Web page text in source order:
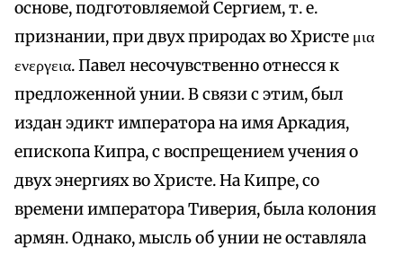
основе, подготовляемой Сергием, т. е.
признании, при двух природах во Христе μια
ενεργεια. Павел несочувственно отнесся к
предложенной унии. В связи с этим, был
издан эдикт императора на имя Аркадия,
епископа Кипра, с воспрещением учения о
двух энергиях во Христе. На Кипре, со
времени императора Тиверия, была колония
армян. Однако, мысль об унии не оставляла